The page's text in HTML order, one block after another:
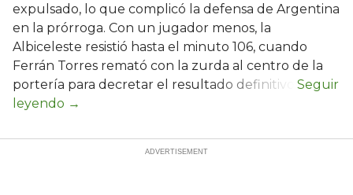
expulsado, lo que complicó la defensa de Argentina
en la prórroga. Con un jugador menos, la
Albiceleste resistió hasta el minuto 106, cuando
Ferrán Torres remató con la zurda al centro de la
portería para decretar el resultado definitivo.